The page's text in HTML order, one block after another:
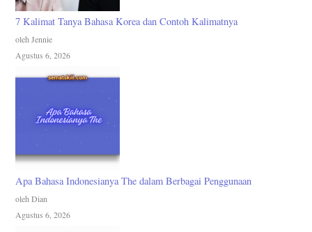
7 Kalimat Tanya Bahasa Korea dan Contoh Kalimatnya
oleh Jennie
Agustus 6, 2026
Apa Bahasa Indonesianya The dalam Berbagai Penggunaan
oleh Dian
Agustus 6, 2026